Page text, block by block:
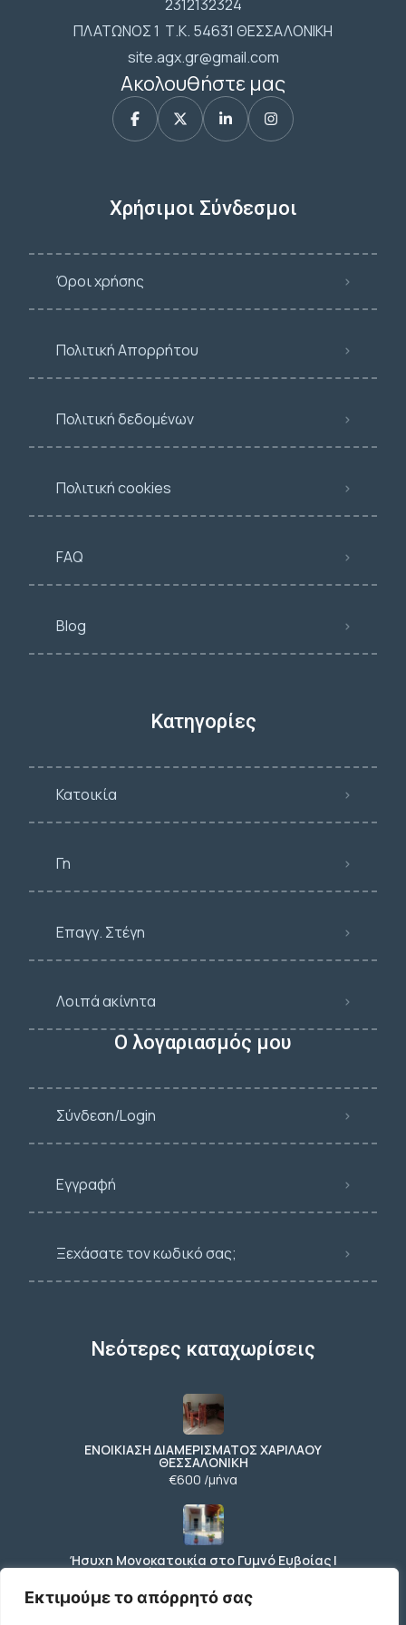
Εκτιμούμε το απόρρητό σας
2312132324
ΠΛΑΤΩΝΟΣ 1 Τ.Κ. 54631 ΘΕΣΣΑΛΟΝΙΚΗ
site.agx.gr@gmail.com
Ακολουθήστε μας
Χρήσιμοι Σύνδεσμοι
Όροι χρήσης
Πολιτική Απορρήτου
Πολιτική δεδομένων
Πολιτική cookies
FAQ
Blog
Κατηγορίες
Κατοικία
Γη
Επαγγ. Στέγη
Λοιπά ακίνητα
Ο λογαριασμός μου
Σύνδεση/Login
Εγγραφή
Ξεχάσατε τον κωδικό σας;
Νεότερες καταχωρίσεις
ΕΝΟΙΚΙΑΣΗ ΔΙΑΜΕΡΙΣΜΑΤΟΣ ΧΑΡΙΛΑΟΥ
ΘΕΣΣΑΛΟΝΙΚΗ
€600 /μήνα
Ήσυχη Μονοκατοικία στο Γυμνό Ευβοίας |
Κοντά σε Θάλασσα & Βουνό
€52 /μήνα